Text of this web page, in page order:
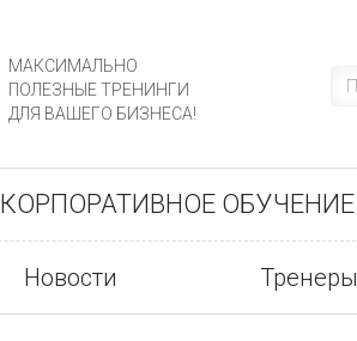
МАКСИМАЛЬНО
ПОЛЕЗНЫЕ ТРЕНИНГИ
ДЛЯ ВАШЕГО БИЗНЕСА!
КОРПОРАТИВНОЕ ОБУЧЕНИЕ
Новости Тренеры